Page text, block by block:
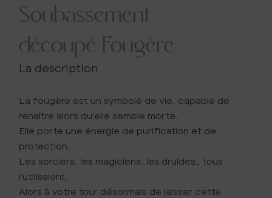
Soubassement
découpé Fougère
La description
La fougère est un symbole de vie, capable de
renaître alors qu’elle semble morte.
Elle porte une énergie de purification et de
protection.
Les sorciers, les magiciens, les druides… tous
l’utilisaient.
Alors à votre tour désormais de laisser cette